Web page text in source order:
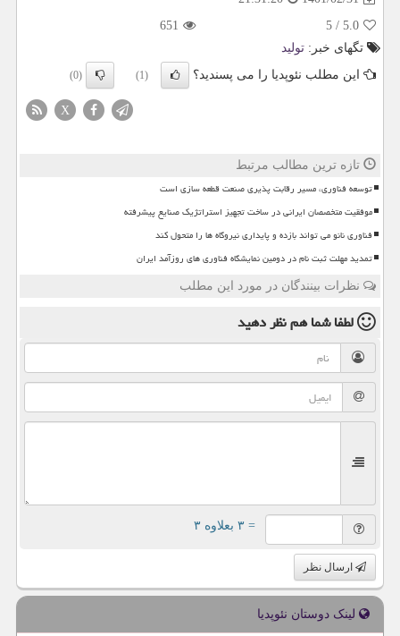
5.0
/
5
651
تگهای خبر: تولید
این مطلب نئوپدیا را می پسندید؟
(1)
(0)
X
تازه ترین مطالب مرتبط
توسعه فناوری، مسیر رقابت پذیری صنعت قطعه سازی است
موفقیت متخصصان ایرانی در ساخت تجهیز استراتژیک صنایع پیشرفته
فناوری نانو می تواند بازده و پایداری نیروگاه ها را متحول کند
تمدید مهلت ثبت نام در دومین نمایشگاه فناوری های روزآمد ایران
نظرات بینندگان در مورد این مطلب
لطفا شما همنظر دهید
= ۳ بعلاوه ۳
ارسال نظر
لینک دوستان نئوپدیا